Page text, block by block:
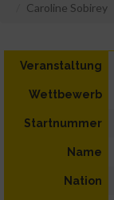
Caroline Sobirey
Veranstaltung
Wettbewerb
Startnummer
Name
Nation